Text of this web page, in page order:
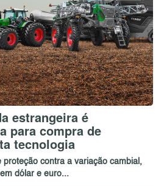
estrangeira é
para compra de
tecnologia
proteção contra a variação cambial,
dólar e euro...